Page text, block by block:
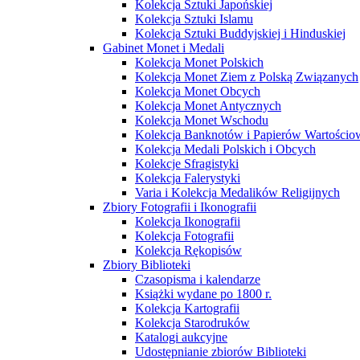
Kolekcja Sztuki Japońskiej
Kolekcja Sztuki Islamu
Kolekcja Sztuki Buddyjskiej i Hinduskiej
Gabinet Monet i Medali
Kolekcja Monet Polskich
Kolekcja Monet Ziem z Polską Związanych
Kolekcja Monet Obcych
Kolekcja Monet Antycznych
Kolekcja Monet Wschodu
Kolekcja Banknotów i Papierów
Kolekcja Medali Polskich i Obcych
Kolekcje Sfragistyki
Kolekcja Falerystyki
Varia i Kolekcja Medalików Religijnych
Zbiory Fotografii i Ikonografii
Kolekcja Ikonografii
Kolekcja Fotografii
Kolekcja Rękopisów
Zbiory Biblioteki
Czasopisma i kalendarze
Książki wydane po 1800 r.
Kolekcja Kartografii
Kolekcja Starodruków
Katalogi aukcyjne
Udostępnianie zbiorów Biblioteki